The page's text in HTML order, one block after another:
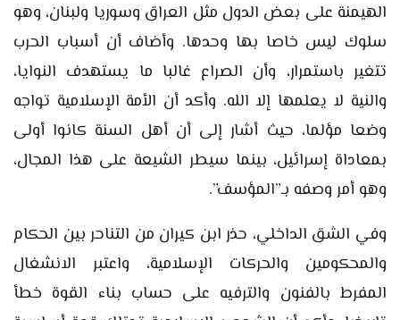
الهيمنة على بعض الدول مثل العراق وسوريا ولبنان، وهو
سلوك ليس خاصا بها وحدها. وأضاف أن أسباب الحرب
تتغير باستمرار، وأن الصراع غالبا ما يستهدف النوايا،
والنية لا يعلمها إلا الله. وأكد أن الأمة الإسلامية تواجه
وضعا مؤلما، حيث أشار إلى أن أهل السنة كانوا أولى
بمعاداة إسرائيل، بينما سيطر الشيعة على هذا المجال،
وهو أمر وصفه بـ”المؤسف”.
وفي الشق الداخلي، حذر ابن كيران من التناحر بين الحكام
والمحكومين والحركات الإسلامية، واعتبر الانشغال
المفرط بالفنون والترفيه على حساب بناء القوة خطأ